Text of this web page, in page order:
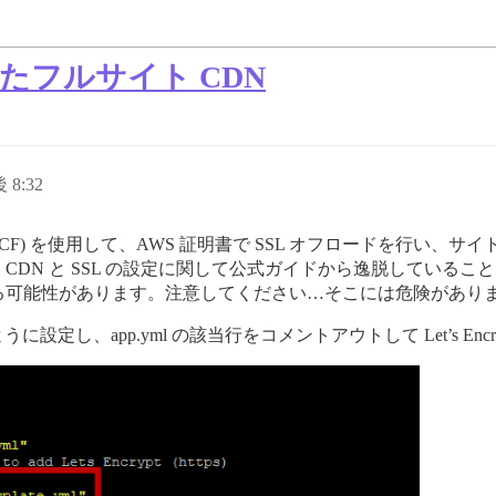
フルサイト CDN
8:32
を使用して、AWS 証明書で SSL オフロードを行い、サイ
と SSL の設定に関して公式ガイドから逸脱しているこ
能性があります。注意してください…そこには危険があり
に設定し、app.yml の該当行をコメントアウトして Let’s